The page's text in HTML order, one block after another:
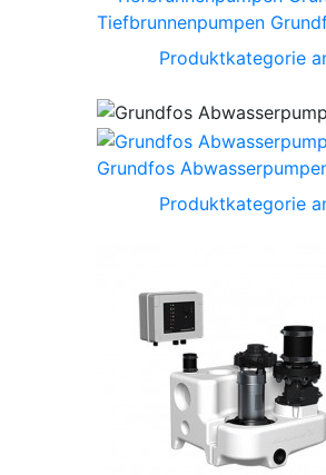
Tiefbrunnenpumpen
Produktkategorie
Grundfos
Produktkategorie